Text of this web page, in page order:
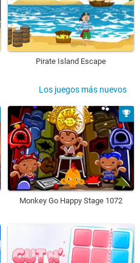
Pirate Island Escape
Los juegos más nuevos
Monkey Go Happy Stage 1072